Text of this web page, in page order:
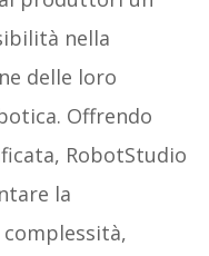
nella
delle loro
Offrendo
RobotStudio
la